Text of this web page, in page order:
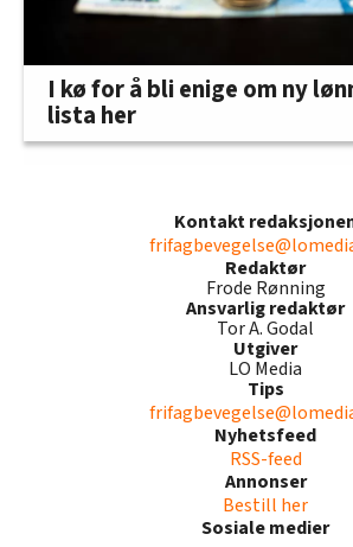
I kø for å bli enige om ny
lista her
Kontakt
Redaktør
Frode Rønning
Ansvarlig redaktør
Tor A. Godal
Utgiver
LO Media
Tips
Nyhetsfeed
RSS-feed
Annonser
Bestill her
Sosiale medier